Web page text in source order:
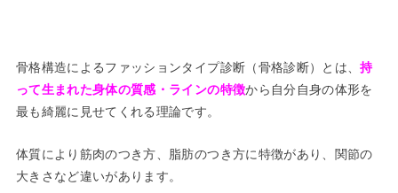
骨格構造によるファッションタイプ診断（骨格診断）とは、持
って生まれた身体の質感・ラインの特徴から自分自身の体形を
最も綺麗に見せてくれる理論です。
体質により筋肉のつき方、脂肪のつき方に特徴があり、関節の
大きさなど違いがあります。